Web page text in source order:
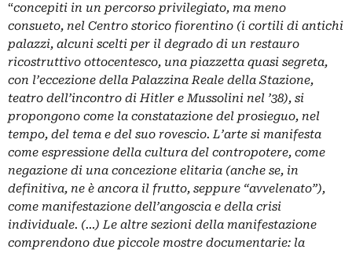
“concepiti in un percorso privilegiato, ma meno
consueto, nel Centro storico fiorentino (i cortili di antichi
palazzi, alcuni scelti per il degrado di un restauro
ricostruttivo ottocentesco, una piazzetta quasi segreta,
con l’eccezione della Palazzina Reale della Stazione,
teatro dell’incontro di Hitler e Mussolini nel ’38), si
propongono come la constatazione del prosieguo, nel
tempo, del tema e del suo rovescio. L’arte si manifesta
come espressione della cultura del contropotere, come
negazione di una concezione elitaria (anche se, in
definitiva, ne è ancora il frutto, seppure “avvelenato”),
come manifestazione dell’angoscia e della crisi
individuale. (…) Le altre sezioni della manifestazione
comprendono due piccole mostre documentarie: la